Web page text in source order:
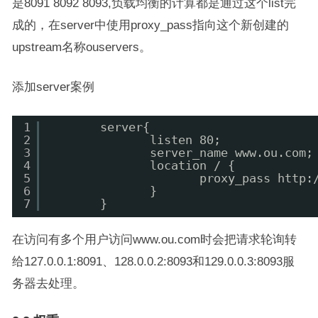
是8091 8092 8093,负载均衡的计算都是通过这个list完
成的，在server中使用proxy_pass指向这个新创建的
upstream名称ouservers。
添加server案例
1
2
3
4
5
6
7
server{
listen 80;
server_name www.ou.com;
location / {
proxy_pass http:
}
}
在访问有多个用户访问www.ou.com时会把请求轮询转
给127.0.0.1:8091、128.0.0.2:8093和129.0.0.3:8093服
务器去处理。